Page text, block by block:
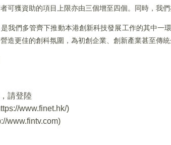
可獲資助的項目上限亦由三個增至四個。同時，我
我們多管齊下推動本港創新科技發展工作的其中
造更佳的創科氛圍，為初創企業、創新產業甚至傳統
請登陸
www.finet.hk/)
www.fintv.com)